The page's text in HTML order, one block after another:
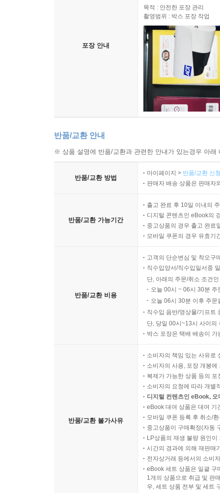
포장 안내
목적 : 안전한 포장 관리
촬영범위 : 박스 포장 작업
반품/교환 안내
※ 상품 설명에 반품/교환과 관련한 안내가 있는경우 아
반품/교환 방법
마이페이지 > 반품/교환 신
판매자 배송 상품은 판매자
반품/교환 가능기간
출고 완료 후 10일 이내의
디지털 콘텐츠인 eBook의
중고상품의 경우 출고 완료
모바일 쿠폰의 경우 유효기
반품/교환 비용
고객의 단순변심 및 착오구
직수입양서/직수입일서중
단, 아래의 주문/취소 조건
오늘 00시 ~ 06시 30분
오늘 06시 30분 이후 주
직수입 음반/영상물/기프트
단, 당일 00시~13시 사이의
박스 포장은 택배 배송이
반품/교환 불가사유
소비자의 책임 있는 사유로
소비자의 사용, 포장 개봉
복제가 가능한 상품 등의
소비자의 요청에 따라 개별
디지털 컨텐츠인 eBook,
eBook 대여 상품은 대여 기
모바일 쿠폰 등록 후 취소/
중고상품이 구매확정(자동
LP상품의 재생 불량 원인
시간의 경과에 의해 재판매
전자상거래 등에서의 소비
eBook 세트 상품은 일괄 구
1개의 상품으로 취급 및 판
우, 세트 상품 전부 및 세트